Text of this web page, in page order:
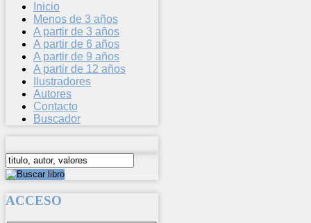
Inicio
Menos de 3 años
A partir de 3 años
A partir de 6 años
A partir de 9 años
A partir de 12 años
Ilustradores
Autores
Contacto
Buscador
ACCESO